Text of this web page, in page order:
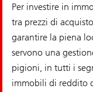
Per investire in
tra prezzi di
garantire la piena
servono una
pigioni, in tutti i
immobili di reddito